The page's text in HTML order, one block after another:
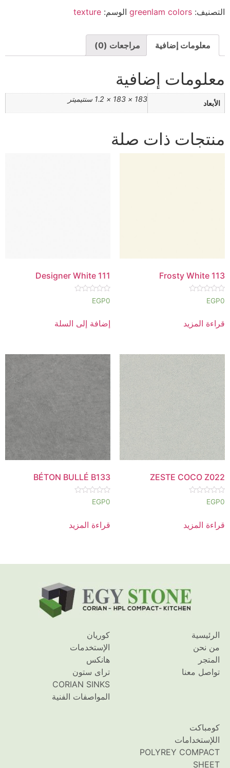
التصنيف: greenlam colors الوسم: texture
معلومات إضافية مراجعات (0)
معلومات إضافية
الأبعاد 183 × 183 × 1.2 سنتيميتر
منتجات ذات صلة
Frosty White 113
تم
التقييم
من
5
EGP0
قراءة المزيد
Designer White 111
تم
التقييم
من
5
EGP0
إضافة إلى السلة
ZESTE COCO Z022
تم
التقييم
من
5
EGP0
قراءة المزيد
BÉTON BULLÉ B133
تم
التقييم
من
5
EGP0
قراءة المزيد
الرئيسية
من نحن
المتجر
تواصل معنا
كوريان
الإستخدمات
هانكس
تراى ستون
CORIAN SINKS
المواصفات الفنية
كومباكت
اللإستخدامات
POLYREY COMPACT
SHEET